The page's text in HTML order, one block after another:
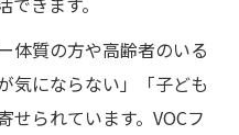
体質の方や高齢者のいる
気にならない」「子ども
せられています。VOCフ